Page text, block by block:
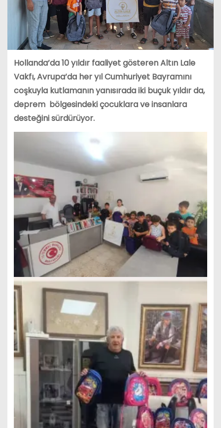
Hollanda’da 10 yıldır faaliyet gösteren Altın Lale
Vakfı, Avrupa’da her yıl Cumhuriyet Bayramını
coşkuyla kutlamanın yanısırada iki buçuk yıldır da,
deprem bölgesindeki çocuklara ve insanlara
desteğini sürdürüyor.